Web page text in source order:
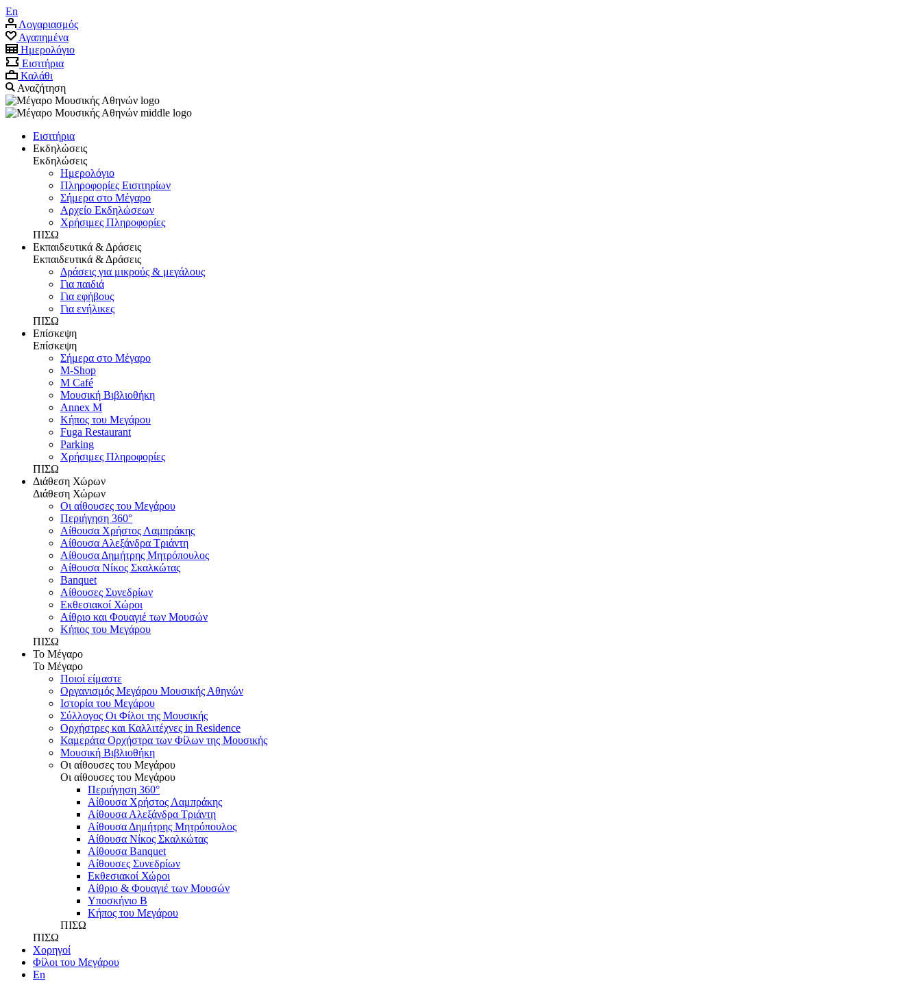
En
Λογαριασμός
Αγαπημένα
Ημερολόγιο
Εισιτήρια
Καλάθι
Αναζήτηση
Εισιτήρια
Εκδηλώσεις
Εκδηλώσεις
Ημερολόγιο
Πληροφορίες Εισιτηρίων
Σήμερα στο Μέγαρο
Αρχείο Eκδηλώσεων
Χρήσιμες Πληροφορίες
ΠΙΣΩ
Εκπαιδευτικά & Δράσεις
Εκπαιδευτικά & Δράσεις
Δράσεις για μικρούς & μεγάλους
Για παιδιά
Για εφήβους
Για ενήλικες
ΠΙΣΩ
Επίσκεψη
Επίσκεψη
Σήμερα στο Μέγαρο
M-Shop
M Café
Μουσική Βιβλιοθήκη
Annex M
Κήπος του Μεγάρου
Fuga Restaurant
Parking
Χρήσιμες Πληροφορίες
ΠΙΣΩ
Διάθεση Χώρων
Διάθεση Χώρων
Οι αίθουσες του Μεγάρου
Περιήγηση 360°
Αίθουσα Χρήστος Λαμπράκης
Αίθουσα Αλεξάνδρα Τριάντη
Αίθουσα Δημήτρης Μητρόπουλος
Αίθουσα Νίκος Σκαλκώτας
Banquet
Αίθουσες Συνεδρίων
Εκθεσιακοί Χώροι
Αίθριο και Φουαγιέ των Μουσών
Κήπος του Μεγάρου
ΠΙΣΩ
Το Μέγαρο
Το Μέγαρο
Ποιοί είμαστε
Οργανισμός Μεγάρου Μουσικής Αθηνών
Ιστορία του Μεγάρου
Σύλλογος Οι Φίλοι της Μουσικής
Ορχήστρες και Καλλιτέχνες in Residence
Καμεράτα Ορχήστρα των Φίλων της Μουσικής
Μουσική Βιβλιοθήκη
Οι αίθουσες του Μεγάρου
Οι αίθουσες του Μεγάρου
Περιήγηση 360°
Αίθουσα Χρήστος Λαμπράκης
Αίθουσα Αλεξάνδρα Τριάντη
Αίθουσα Δημήτρης Μητρόπουλος
Αίθουσα Νίκος Σκαλκώτας
Αίθουσα Banquet
Αίθουσες Συνεδρίων
Εκθεσιακοί Χώροι
Αίθριο & Φουαγιέ των Μουσών
Υποσκήνιο Β
Κήπος του Μεγάρου
ΠΙΣΩ
ΠΙΣΩ
Χορηγοί
Φίλοι του Μεγάρου
En